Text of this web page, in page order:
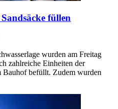
füllen
wurden am Freitag
zahlreiche Einheiten der
Bauhof befüllt. Zudem wurden